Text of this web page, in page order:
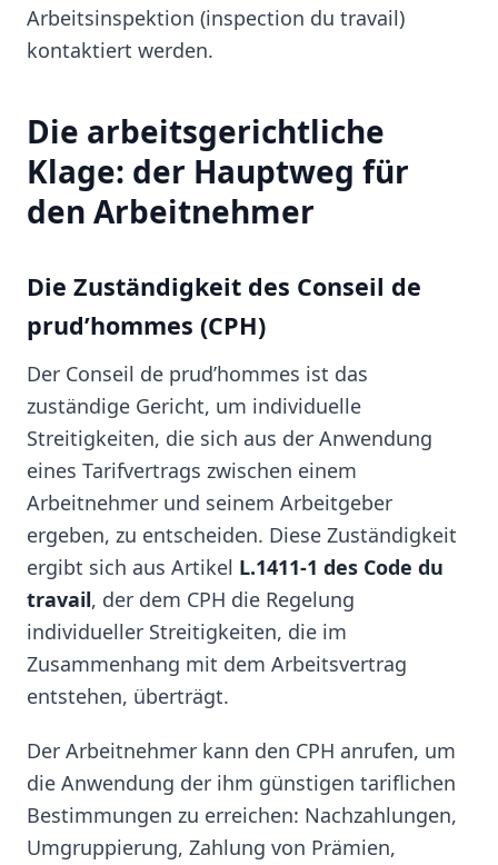
Arbeitsinspektion (inspection du travail)
kontaktiert werden.
Die arbeitsgerichtliche
Klage: der Hauptweg für
den Arbeitnehmer
Die Zuständigkeit des Conseil de
prud’hommes (CPH)
Der Conseil de prud’hommes ist das
zuständige Gericht, um individuelle
Streitigkeiten, die sich aus der Anwendung
eines Tarifvertrags zwischen einem
Arbeitnehmer und seinem Arbeitgeber
ergeben, zu entscheiden. Diese Zuständigkeit
ergibt sich aus Artikel L.1411-1 des Code du
travail, der dem CPH die Regelung
individueller Streitigkeiten, die im
Zusammenhang mit dem Arbeitsvertrag
entstehen, überträgt.
Der Arbeitnehmer kann den CPH anrufen, um
die Anwendung der ihm günstigen tariflichen
Bestimmungen zu erreichen: Nachzahlungen,
Umgruppierung, Zahlung von Prämien,